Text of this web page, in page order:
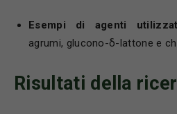
Esempi di agenti
agrumi, glucono-δ-lattone e
Risultati della